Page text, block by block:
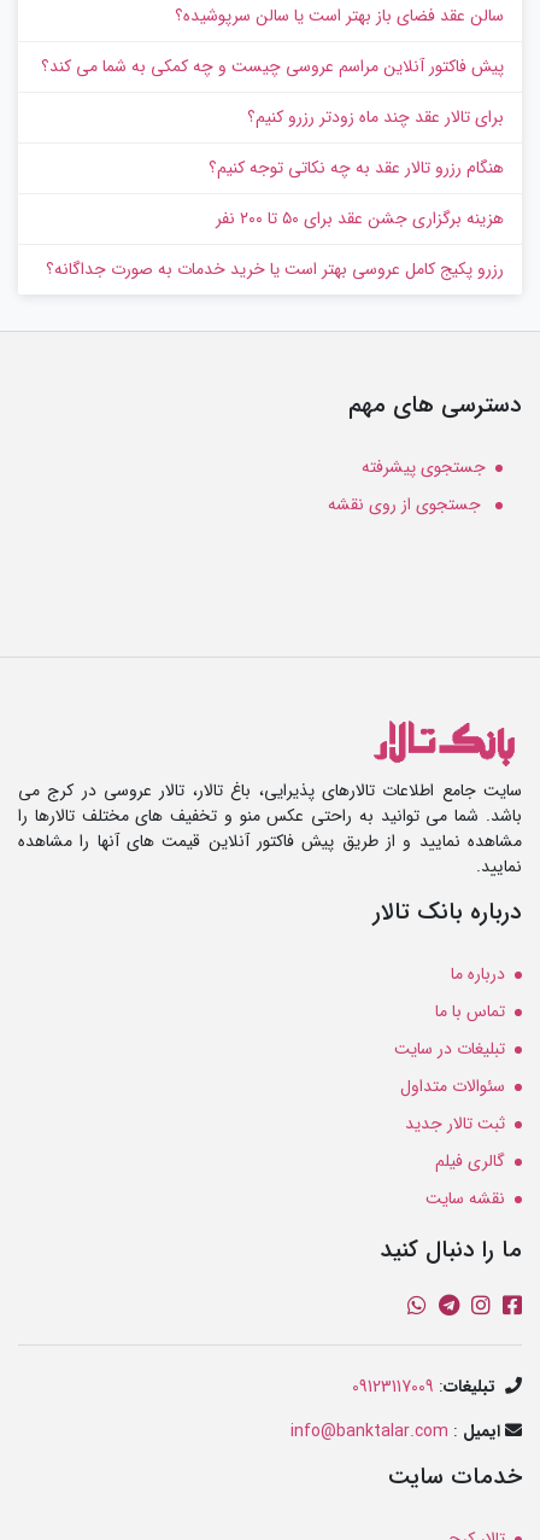
سالن عقد فضای باز بهتر است یا سالن سرپوشیده؟
پیش‌ فاکتور آنلاین مراسم عروسی چیست و چه کمکی به شما می کند؟
برای تالار عقد چند ماه زودتر رزرو کنیم؟
هنگام رزرو تالار عقد به چه نکاتی توجه کنیم؟
هزینه برگزاری جشن عقد برای ۵۰ تا ۲۰۰ نفر
رزرو پکیج کامل عروسی بهتر است یا خرید خدمات به‌ صورت جداگانه؟
دسترسی های مهم
جستجوی پیشرفته
جستجوی از روی نقشه
سایت جامع اطلاعات تالارهای پذیرایی، باغ تالار، تالار عروسی در کرج می
باشد. شما می توانید به راحتی عکس منو و تخفیف های مختلف تالارها را
مشاهده نمایید و از طریق پیش فاکتور آنلاین قیمت های آنها را مشاهده
نمایید.
درباره بانک تالار
درباره ما
تماس با ما
تبلیغات در سایت
سئوالات متداول
ثبت تالار جدید
گالری فیلم
نقشه سایت
ما را دنبال کنید
تبلیغات:
09123117009
ایمیل :
info@banktalar.com
خدمات سایت